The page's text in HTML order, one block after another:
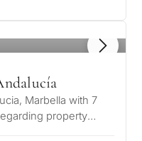
Marbella with 7
property